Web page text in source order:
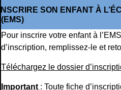
SON ENFANT À
(EMS)
Pour inscrire votre enfant à
d’inscription, remplissez-le et
Téléchargez le dossier
Important : Toute fiche